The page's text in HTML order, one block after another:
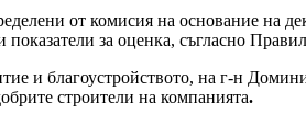
от комисия на основание на
за оценка, съгласно
и благоустройството, на г-н
строители на компанията.